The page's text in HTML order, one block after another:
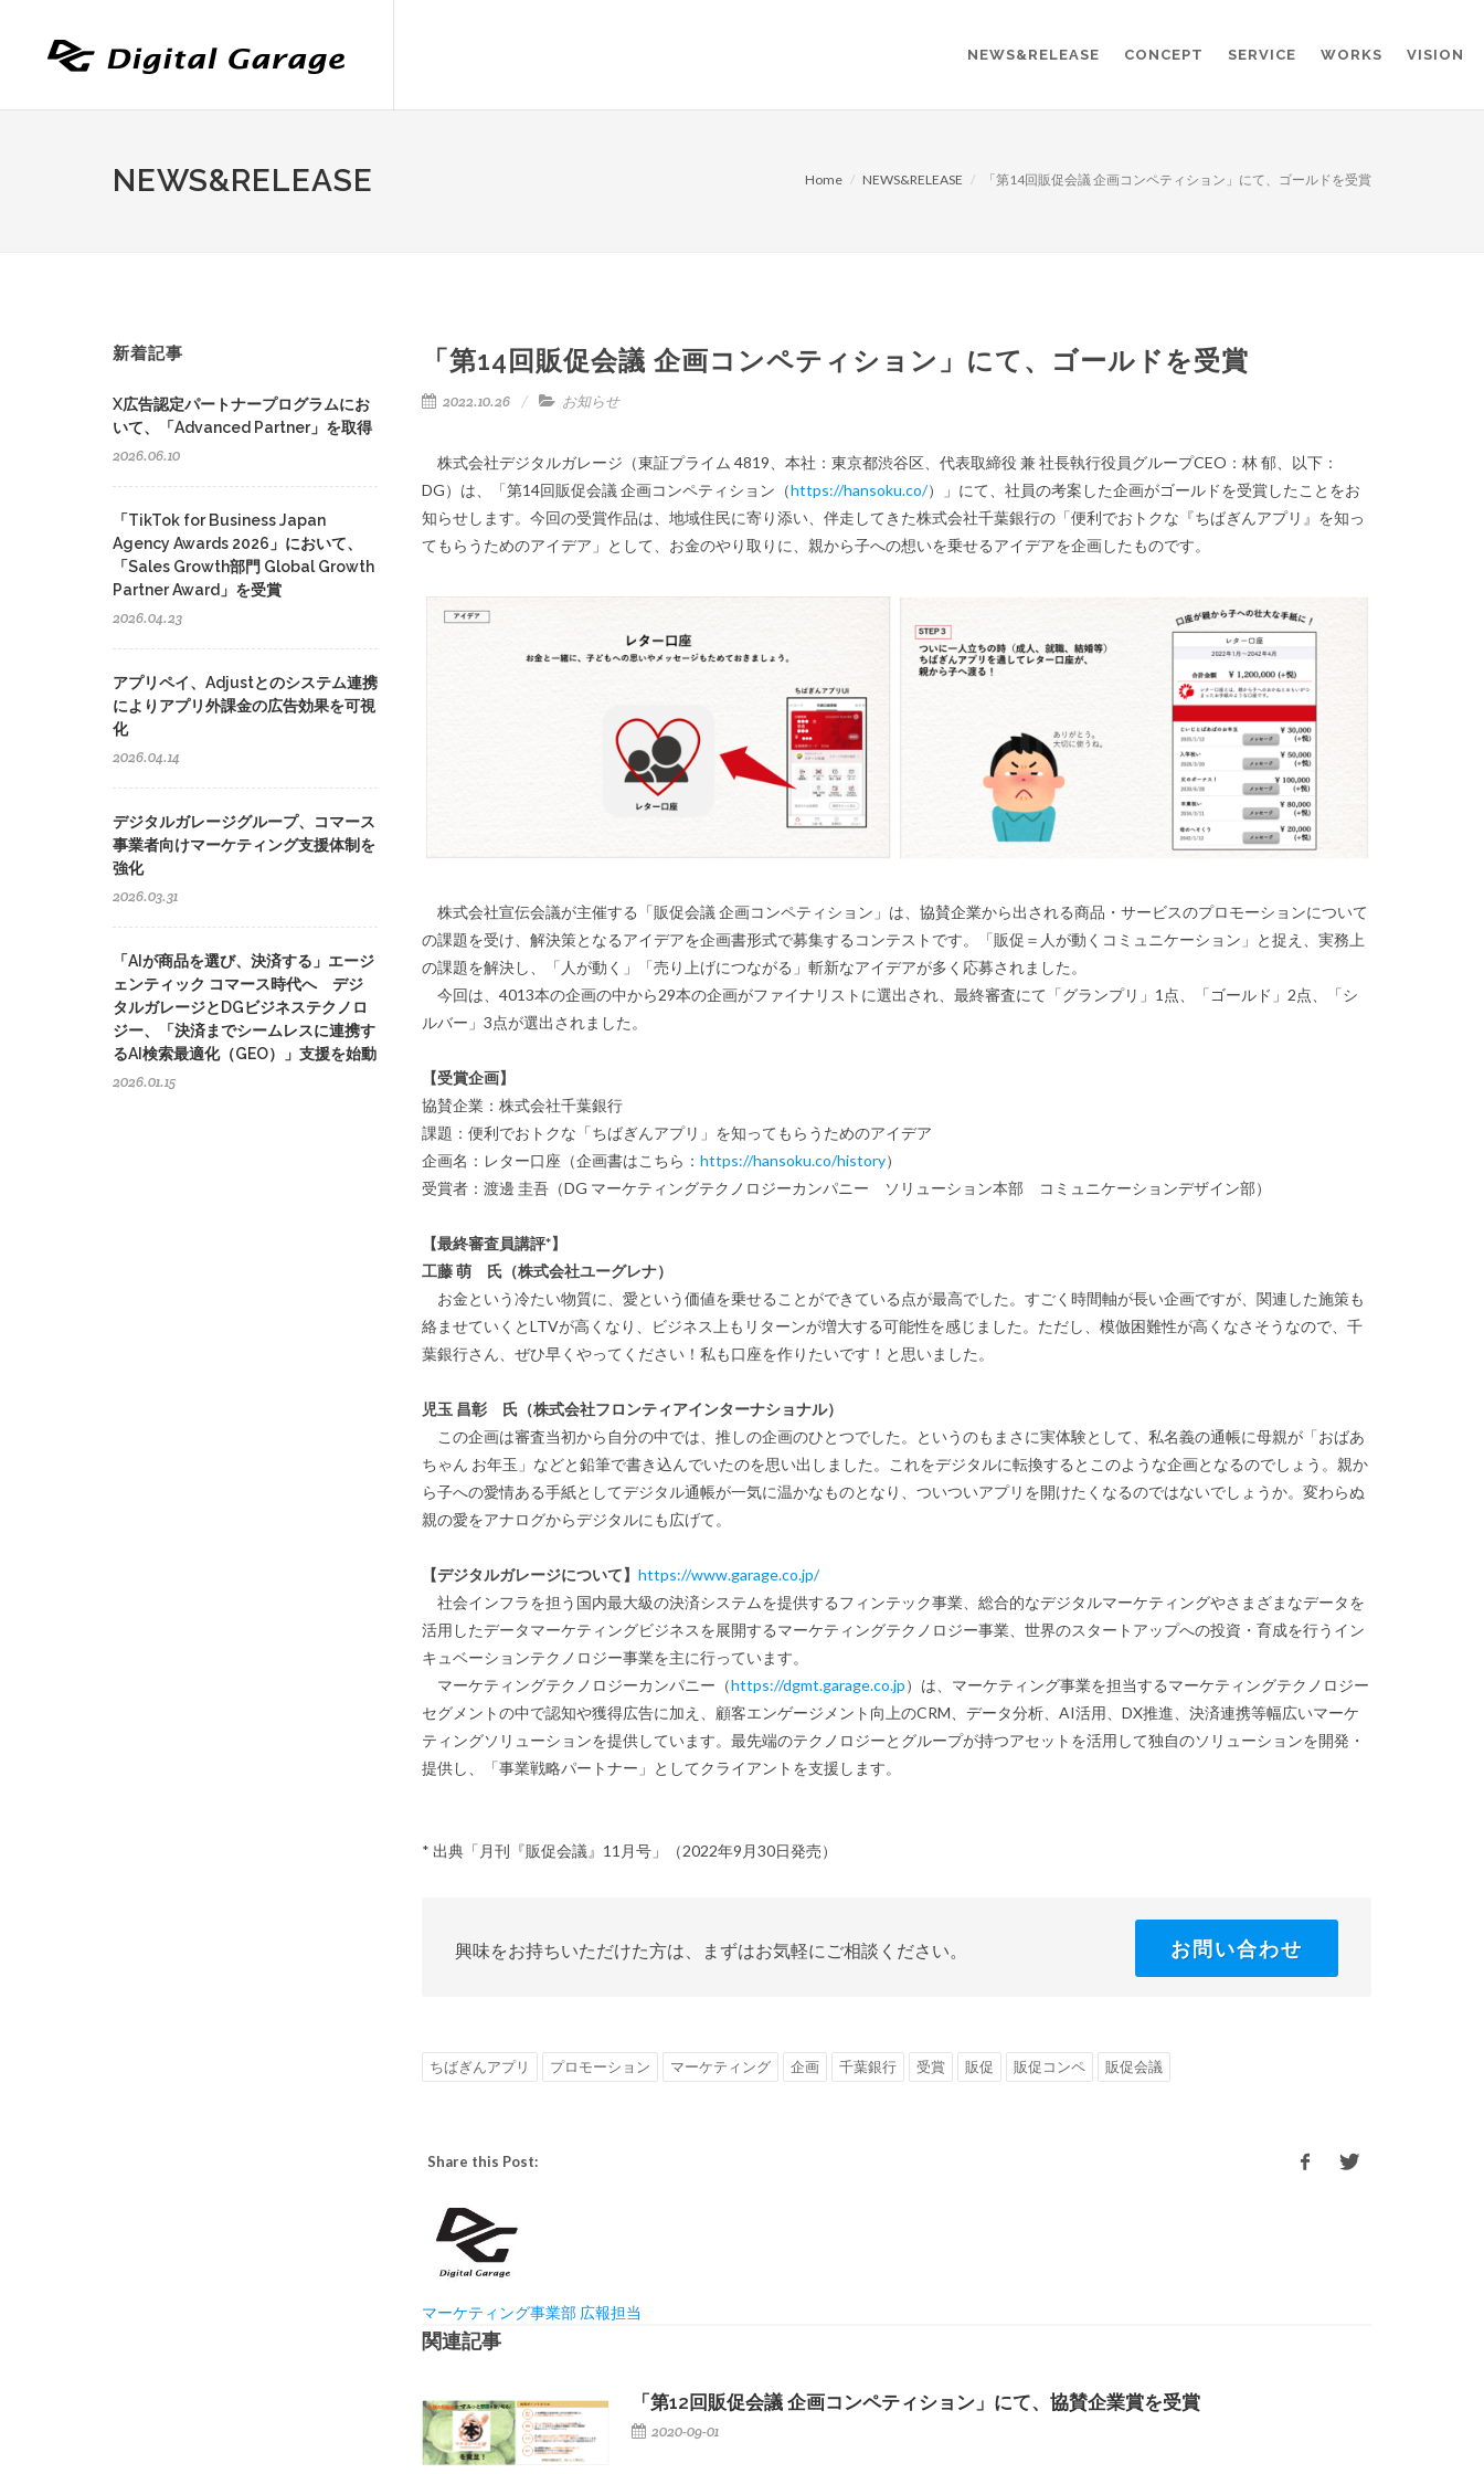
NEWS&RELEASE CONCEPT SERVICE WORKS VISION
NEWS&RELEASE Home NEWS&RELEASE 「第14回販促会議 企画コンペティション」にて、ゴールドを受賞
「第14回販促会議 企画コンペティション」にて、ゴールドを受賞
2022.10.26 お知らせ
株式会社デジタルガレージ（東証プライム 4819、本社：東京都渋谷区、代表取締役 兼 社長執行役員グループCEO：林 郁、以下：
DG）は、「第14回販促会議 企画コンペティション（https://hansoku.co/）」にて、社員の考案した企画がゴールドを受賞したことをお
知らせします。今回の受賞作品は、地域住民に寄り添い、伴走してきた株式会社千葉銀行の「便利でおトクな『ちばぎんアプリ』を知っ
てもらうためのアイデア」として、お金のやり取りに、親から子への想いを乗せるアイデアを企画したものです。
株式会社宣伝会議が主催する「販促会議 企画コンペティション」は、協賛企業から出される商品・サービスのプロモーションについて
の課題を受け、解決策となるアイデアを企画書形式で募集するコンテストです。「販促＝人が動くコミュニケーション」と捉え、実務上
の課題を解決し、「人が動く」「売り上げにつながる」斬新なアイデアが多く応募されました。
今回は、4013本の企画の中から29本の企画がファイナリストに選出され、最終審査にて「グランプリ」1点、「ゴールド」2点、「シ
ルバー」3点が選出されました。
【受賞企画】
協賛企業：株式会社千葉銀行
課題：便利でおトクな「ちばぎんアプリ」を知ってもらうためのアイデア
企画名：レター口座（企画書はこちら： https://hansoku.co/history）
受賞者：渡邊 圭吾（DG マーケティングテクノロジーカンパニー ソリューション本部 コミュニケーションデザイン部）
【最終審査員講評*】
工藤 萌 氏（株式会社ユーグレナ）
お金という冷たい物質に、愛という価値を乗せることができている点が最高でした。すごく時間軸が長い企画ですが、関連した施策も
絡ませていくとLTVが高くなり、ビジネス上もリターンが増大する可能性を感じました。ただし、模倣困難性が高くなさそうなので、千
葉銀行さん、ぜひ早くやってください！私も口座を作りたいです！と思いました。
児玉 昌彰 氏（株式会社フロンティアインターナショナル）
この企画は審査当初から自分の中では、推しの企画のひとつでした。というのもまさに実体験として、私名義の通帳に母親が「おばあ
ちゃん お年玉」などと鉛筆で書き込んでいたのを思い出しました。これをデジタルに転換するとこのような企画となるのでしょう。親か
ら子への愛情ある手紙としてデジタル通帳が一気に温かなものとなり、ついついアプリを開けたくなるのではないでしょうか。変わらぬ
親の愛をアナログからデジタルにも広げて。
【デジタルガレージについて】 https://www.garage.co.jp/
社会インフラを担う国内最大級の決済システムを提供するフィンテック事業、総合的なデジタルマーケティングやさまざまなデータを
活用したデータマーケティングビジネスを展開するマーケティングテクノロジー事業、世界のスタートアップへの投資・育成を行うイン
キュベーションテクノロジー事業を主に行っています。
マーケティングテクノロジーカンパニー（https://dgmt.garage.co.jp）は、マーケティング事業を担当するマーケティングテクノロジー
セグメントの中で認知や獲得広告に加え、顧客エンゲージメント向上のCRM、データ分析、AI活用、DX推進、決済連携等幅広いマーケ
ティングソリューションを提供しています。最先端のテクノロジーとグループが持つアセットを活用して独自のソリューションを開発・
提供し、「事業戦略パートナー」としてクライアントを支援します。
* 出典「月刊『販促会議』11月号」（2022年9月30日発売）
興味をお持ちいただけた方は、まずはお気軽にご相談ください。 お問い合わせ
ちばぎんアプリ プロモーション マーケティング 企画 千葉銀行 受賞 販促 販促コンペ 販促会議
Share this Post:
マーケティング事業部 広報担当
関連記事
「第12回販促会議 企画コンペティション」にて、協賛企業賞を受賞
2020-09-01
新着記事
X広告認定パートナープログラムにお
いて、「Advanced Partner」を取得
2026.06.10
「TikTok for Business Japan
Agency Awards 2026」において、
「Sales Growth部門 Global Growth
Partner Award」を受賞
2026.04.23
アプリペイ、Adjustとのシステム連携
によりアプリ外課金の広告効果を可視
化
2026.04.14
デジタルガレージグループ、コマース
事業者向けマーケティング支援体制を
強化
2026.03.31
「AIが商品を選び、決済する」エージ
ェンティック コマース時代へ デジ
タルガレージとDGビジネステクノロ
ジー、「決済までシームレスに連携す
るAI検索最適化（GEO）」支援を始動
2026.01.15